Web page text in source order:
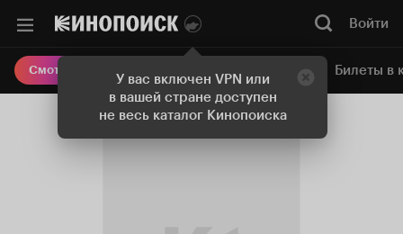
У вас включен VPN или
в вашей стране доступен
не весь каталог Кинопоиска
Войти
Смотреть кино Онлайн-кинотеатр Билеты в